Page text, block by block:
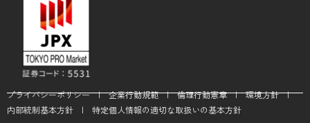
プライバシーポリシー|企業行動規範|倫理行動憲章|環境方針|
内部統制基本方針 | 特定個人情報の適切な取扱いの基本方針